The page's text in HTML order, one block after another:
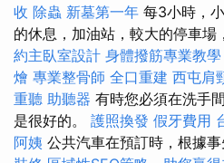
收 除蟲 新墓第一年 每3小時，
的休息，加油站，較大的停車場
約主臥室設計 身體撥筋專業教學
燴 專業整骨師 全口重建 西屯肩
重聽 助聽器 有時您必須在洗手
是很好的。 護照換發 假牙費用
阿姨 公共汽車在預訂時，根據